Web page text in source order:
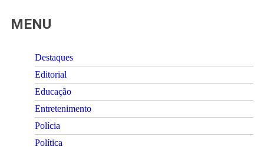
MENU
Destaques
Editorial
Educação
Entretenimento
Polícia
Política